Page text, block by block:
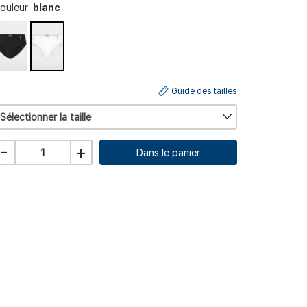
blanc
Sélectionner la taille
Guide des tailles
- + Dans le panier